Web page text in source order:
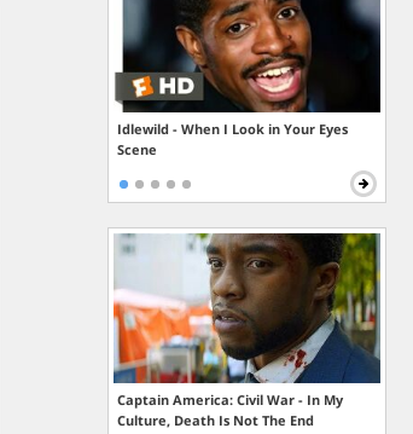
Idlewild - When I Look in Your Eyes
Scene
Captain America: Civil War - In My
Culture, Death Is Not The End